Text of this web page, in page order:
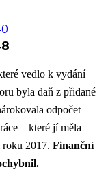
vedlo k vydání
byla daň z přidané
odpočet
– které jí měla
roku 2017. Finanční